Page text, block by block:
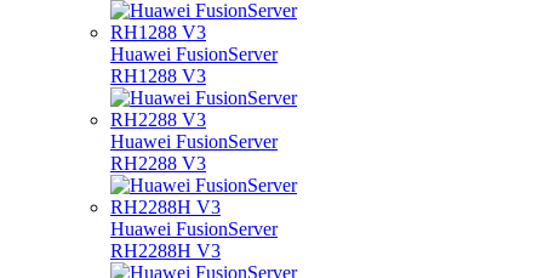
Huawei FusionServer
RH1288 V3
Huawei FusionServer
RH2288 V3
Huawei FusionServer
RH2288H V3